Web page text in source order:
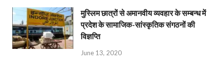
मुस्लिम छात्रों से अमानवीय व्यवहार के सम्बन्ध में
प्रदेश के सामाजिक-सांस्कृतिक संगठनों की
विज्ञप्ति
June 13, 2020